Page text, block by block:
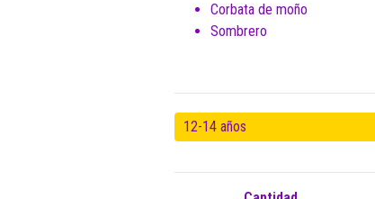
Corbata de moño
Sombrero
12-14 años